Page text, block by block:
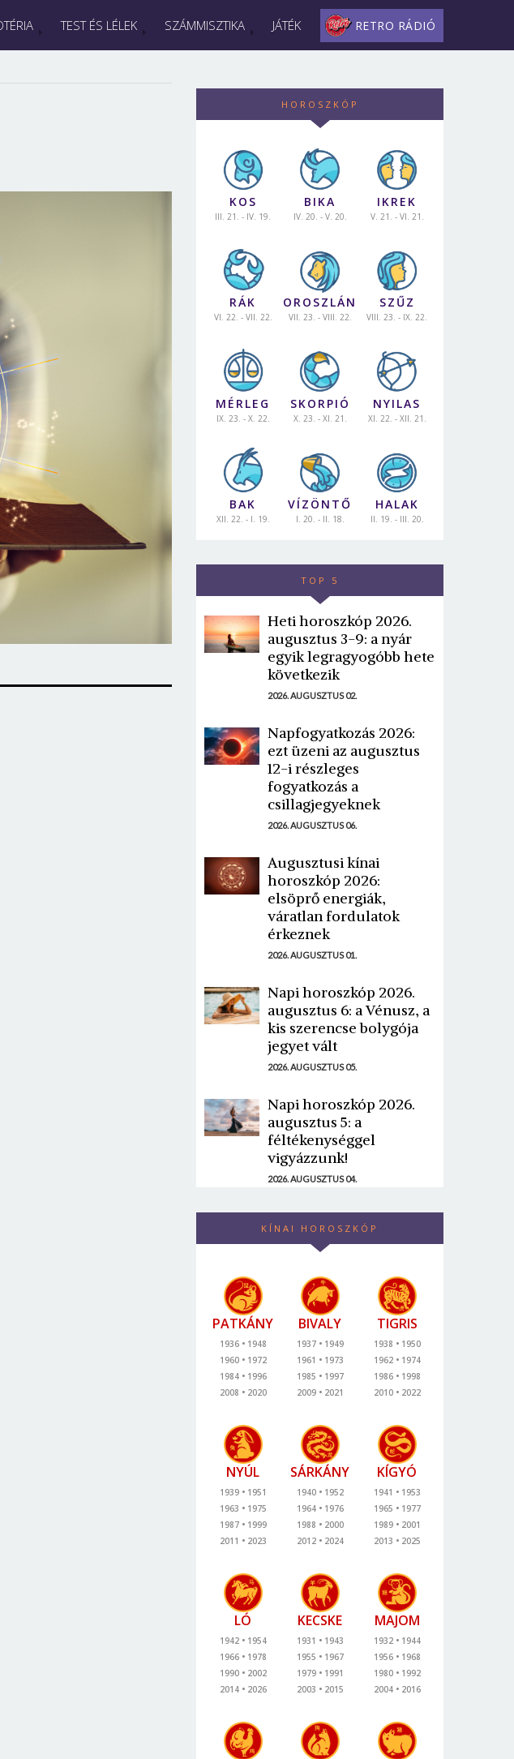
TEST ÉS LÉLEK SZÁMMISZTIKA JÁTÉK RETRO RÁDIÓ
HOROSZKÓP
KOS
III. 21. - IV. 19.
BIKA
IV. 20. - V. 20.
IKREK
V. 21. - VI. 21.
RÁK
VI. 22. - VII. 22.
OROSZLÁN
VII. 23. - VIII. 22.
SZŰZ
VIII. 23. - IX. 22.
MÉRLEG
IX. 23. - X. 22.
SKORPIÓ
X. 23. - XI. 21.
NYILAS
XI. 22. - XII. 21.
BAK
XII. 22. - I. 19.
VÍZÖNTŐ
I. 20. - II. 18.
HALAK
II. 19. - III. 20.
TOP 5
Heti horoszkóp 2026.
augusztus 3-9: a nyár
egyik legragyogóbb hete
következik
2026. AUGUSZTUS 02.
Napfogyatkozás 2026:
ezt üzeni az augusztus
12-i részleges
fogyatkozás a
csillagjegyeknek
2026. AUGUSZTUS 06.
Augusztusi kínai
horoszkóp 2026:
elsöprő energiák,
váratlan fordulatok
érkeznek
2026. AUGUSZTUS 01.
Napi horoszkóp 2026.
augusztus 6: a Vénusz, a
kis szerencse bolygója
jegyet vált
2026. AUGUSZTUS 05.
Napi horoszkóp 2026.
augusztus 5: a
féltékenységgel
vigyázzunk!
2026. AUGUSZTUS 04.
KÍNAI HOROSZKÓP
PATKÁNY
1936
1948
1960
1972
1984
1996
2008
2020
BIVALY
1937
1949
1961
1973
1985
1997
2009
2021
TIGRIS
1938
1950
1962
1974
1986
1998
2010
2022
NYÚL
1939
1951
1963
1975
1987
1999
2011
2023
SÁRKÁNY
1940
1952
1964
1976
1988
2000
2012
2024
KÍGYÓ
1941
1953
1965
1977
1989
2001
2013
2025
LÓ
1942
1954
1966
1978
1990
2002
2014
2026
KECSKE
1931
1943
1955
1967
1979
1991
2003
2015
MAJOM
1932
1944
1956
1968
1980
1992
2004
2016